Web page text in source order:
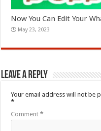
Now You Can Edit Your
May 23, 2023
Leave a Reply
Your email address will not be
*
Comment*